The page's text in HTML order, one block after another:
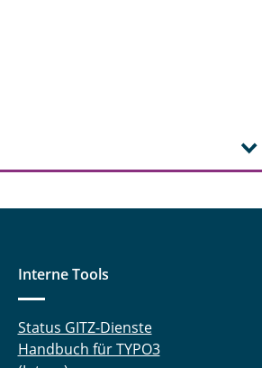
Interne Tools
Status GITZ-Dienste
Handbuch für TYPO3